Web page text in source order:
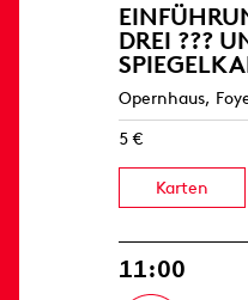
DREI ???
Opernhaus,
5 €
Karten
11:00